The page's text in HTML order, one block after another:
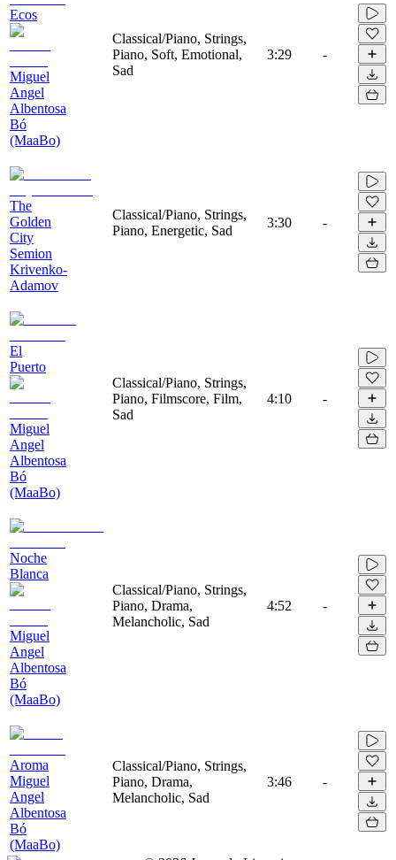
Ecos
Miguel
Angel
Albentosa
Bó
(MaaBo)
Classical/Piano, Strings,
Piano, Soft, Emotional,
Sad
3:29 -
The
Golden
City
Semion
Krivenko-
Adamov
Classical/Piano, Strings,
Piano, Energetic, Sad
3:30 -
El
Puerto
Miguel
Angel
Albentosa
Bó
(MaaBo)
Classical/Piano, Strings,
Piano, Filmscore, Film,
Sad
4:10 -
Noche
Blanca
Miguel
Angel
Albentosa
Bó
(MaaBo)
Classical/Piano, Strings,
Piano, Drama,
Melancholic, Sad
4:52 -
Aroma
Miguel
Angel
Albentosa
Bó
(MaaBo)
Classical/Piano, Strings,
Piano, Drama,
Melancholic, Sad
3:46 -